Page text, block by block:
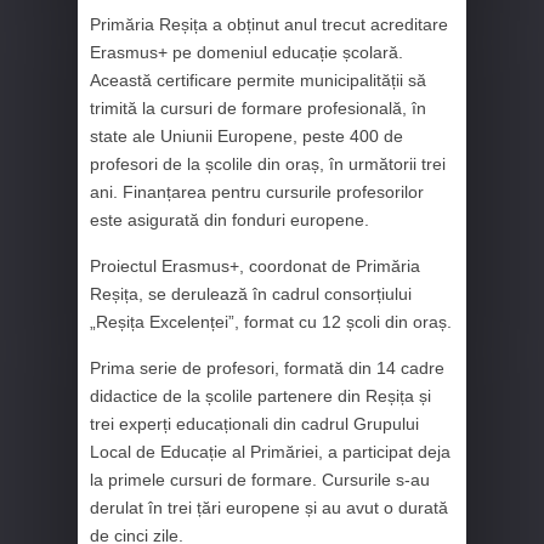
Primăria Reșița a obținut anul trecut acreditare
Erasmus+ pe domeniul educație școlară.
Această certificare permite municipalității să
trimită la cursuri de formare profesională, în
state ale Uniunii Europene, peste 400 de
profesori de la școlile din oraș, în următorii trei
ani. Finanțarea pentru cursurile profesorilor
este asigurată din fonduri europene.
Proiectul Erasmus+, coordonat de Primăria
Reșița, se derulează în cadrul consorțiului
„Reșița Excelenței”, format cu 12 școli din oraș.
Prima serie de profesori, formată din 14 cadre
didactice de la școlile partenere din Reșița și
trei experți educaționali din cadrul Grupului
Local de Educație al Primăriei, a participat deja
la primele cursuri de formare. Cursurile s-au
derulat în trei țări europene și au avut o durată
de cinci zile.